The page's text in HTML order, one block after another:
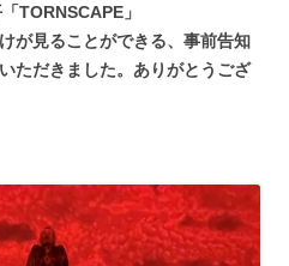
TORNSCAPE」
が見ることができる、事前告知
ただきました。ありがとうござ